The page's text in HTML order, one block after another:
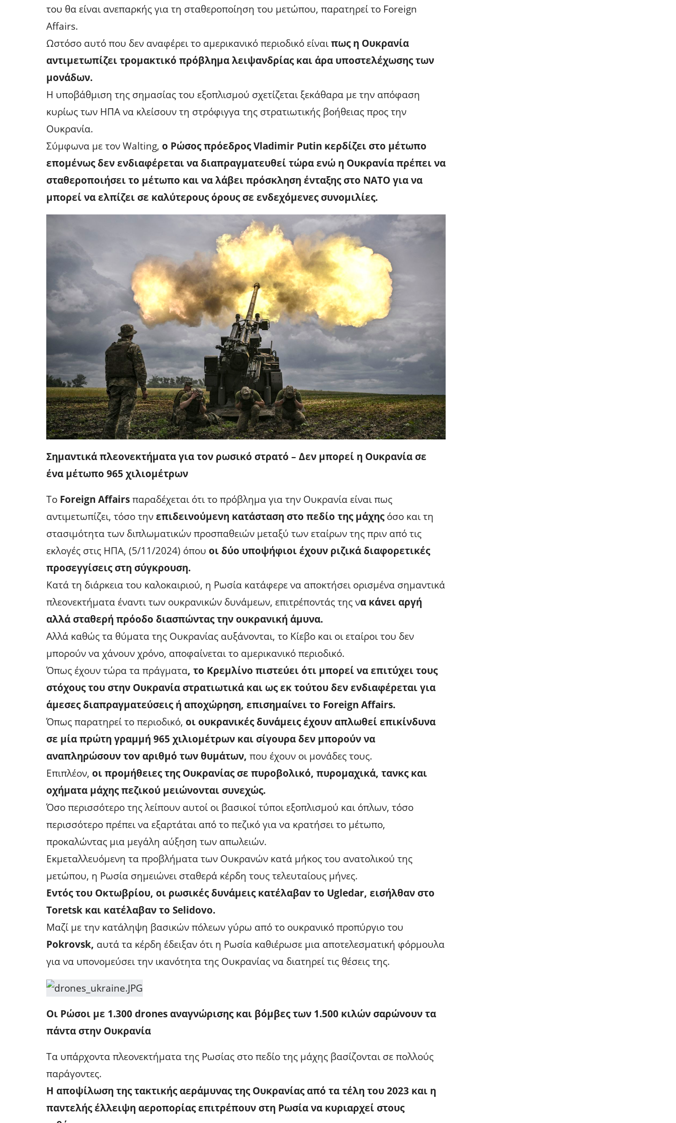
του θα είναι ανεπαρκής για τη σταθεροποίηση του μετώπου, παρατηρεί το Foreign
Affairs.
Ωστόσο αυτό που δεν αναφέρει το αμερικανικό περιοδικό είναιπως η Ουκρανία
αντιμετωπίζει τρομακτικό πρόβλημα λειψανδρίας και άρα υποστελέχωσης των
μονάδων.
Η υποβάθμιση της σημασίας του εξοπλισμού σχετίζεται ξεκάθαρα με την απόφαση
κυρίως των ΗΠΑ να κλείσουν τη στρόφιγγα της στρατιωτικής βοήθειας προς την
Ουκρανία.
Σύμφωνα με τον Walting, ο Ρώσος πρόεδρος Vladimir Putin κερδίζει στο μέτωπο
επομένως δεν ενδιαφέρεται να διαπραγματευθεί τώρα ενώ η Ουκρανία πρέπει να
σταθεροποιήσει το μέτωπο και να λάβει πρόσκληση ένταξης στο ΝΑΤΟ για να
μπορεί να ελπίζει σε καλύτερους όρους σε ενδεχόμενες συνομιλίες.
Σημαντικά πλεονεκτήματα για τον ρωσικό στρατό – Δεν μπορεί η Ουκρανία σε
ένα μέτωπο 965 χιλιομέτρων
Το Foreign Affairsπαραδέχεται ότι το πρόβλημα για την Ουκρανία είναι πως
αντιμετωπίζει, τόσο τηνεπιδεινούμενη κατάσταση στο πεδίο της μάχηςόσο και τη
στασιμότητα των διπλωματικών προσπαθειών μεταξύ των εταίρων της πριν από τις
εκλογές στις ΗΠΑ, (5/11/2024) όπου οι δύο υποψήφιοι έχουν ριζικά διαφορετικές
προσεγγίσεις στη σύγκρουση.
Κατά τη διάρκεια του καλοκαιριού, η Ρωσία κατάφερε να αποκτήσει ορισμένα σημαντικά
πλεονεκτήματα έναντι των ουκρανικών δυνάμεων, επιτρέποντάς της να κάνει αργή
αλλά σταθερή πρόοδο διασπώντας την ουκρανική άμυνα.
Αλλά καθώς τα θύματα της Ουκρανίας αυξάνονται, το Κίεβο και οι εταίροι του δεν
μπορούν να χάνουν χρόνο, αποφαίνεται το αμερικανικό περιοδικό.
Όπως έχουν τώρα τα πράγματα, το Κρεμλίνο πιστεύει ότι μπορεί να επιτύχει τους
στόχους του στην Ουκρανία στρατιωτικά και ως εκ τούτου δεν ενδιαφέρεται για
άμεσες διαπραγματεύσεις ή αποχώρηση, επισημαίνει το Foreign Affairs.
Όπως παρατηρεί το περιοδικό, οι ουκρανικές δυνάμεις έχουν απλωθεί επικίνδυνα
σε μία πρώτη γραμμή 965 χιλιομέτρων και σίγουρα δεν μπορούν να
αναπληρώσουν τον αριθμό των θυμάτων, που έχουν οι μονάδες τους.
Επιπλέον, οι προμήθειες της Ουκρανίας σε πυροβολικό, πυρομαχικά, τανκς και
οχήματα μάχης πεζικού μειώνονται συνεχώς.
Όσο περισσότερο της λείπουν αυτοί οι βασικοί τύποι εξοπλισμού και όπλων, τόσο
περισσότερο πρέπει να εξαρτάται από το πεζικό για να κρατήσει το μέτωπο,
προκαλώντας μια μεγάλη αύξηση των απωλειών.
Εκμεταλλευόμενη τα προβλήματα των Ουκρανών κατά μήκος του ανατολικού της
μετώπου, η Ρωσία σημειώνει σταθερά κέρδη τους τελευταίους μήνες.
Εντός του Οκτωβρίου, οι ρωσικές δυνάμεις κατέλαβαν το Ugledar, εισήλθαν στο
Toretsk και κατέλαβαν το Selidovo.
Μαζί με την κατάληψη βασικών πόλεων γύρω από το ουκρανικό προπύργιο του
Pokrovsk, αυτά τα κέρδη έδειξαν ότι η Ρωσία καθιέρωσε μια αποτελεσματική φόρμουλα
για να υπονομεύσει την ικανότητα της Ουκρανίας να διατηρεί τις θέσεις της.
Οι Ρώσοι με 1.300 drones αναγνώρισης και βόμβες των 1.500 κιλών σαρώνουν τα
πάντα στην Ουκρανία
Τα υπάρχοντα πλεονεκτήματα της Ρωσίας στο πεδίο της μάχης βασίζονται σε πολλούς
παράγοντες.
Η αποψίλωση της τακτικής αεράμυνας της Ουκρανίας από τα τέλη του 2023 και η
παντελής έλλειψη αεροπορίας επιτρέπουν στη Ρωσία να κυριαρχεί στους